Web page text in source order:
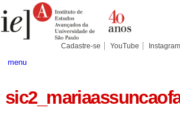
para
conteúdo.
Pessoais
Cadastre-se YouTube Instagram
menu